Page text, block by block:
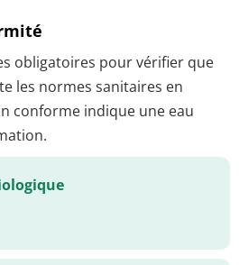
obligatoires pour vérifier que
les normes sanitaires en
conforme indique une eau